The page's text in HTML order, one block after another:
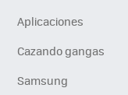
Aplicaciones
Cazando gangas
Samsung